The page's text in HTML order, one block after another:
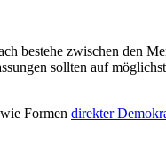
bestehe zwischen den
sollten auf
Formen direkter